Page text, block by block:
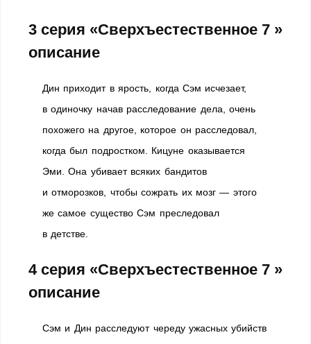
3 серия «Сверхъестественное 7 »
описание
Дин приходит в ярость, когда Сэм исчезает,
в одиночку начав расследование дела, очень
похожего на другое, которое он расследовал,
когда был подростком. Кицуне оказывается
Эми. Она убивает всяких бандитов
и отморозков, чтобы сожрать их мозг — этого
же самое существо Сэм преследовал
в детстве.
4 серия «Сверхъестественное 7 »
описание
Сэм и Дин расследуют череду ужасных убийств